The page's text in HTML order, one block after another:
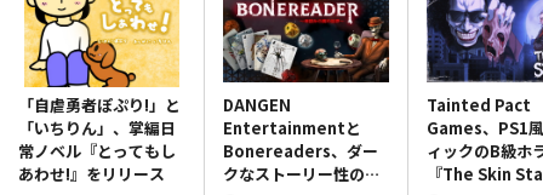
「自虐勇者ぽぷり!」と
「いちりん」、掌編日
常ノベル『とってもし
あわせ!』をリリース
DANGEN
Entertainmentと
Bonereaders、ダー
クなストーリー性のカ
Tainted Pact
Games、PS1
ィックのB級ホ
『The Skin